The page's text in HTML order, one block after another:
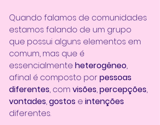
Quando falamos de comunidades
estamos falando de um grupo
que possui alguns elementos em
comum, mas que é
essencialmente heterogêneo,
afinal é composto por pessoas
diferentes, com visões, percepções,
vontades, gostos e intenções
diferentes.